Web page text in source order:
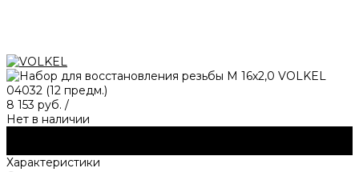
8 153 руб. /
Нет в наличии
Характеристики